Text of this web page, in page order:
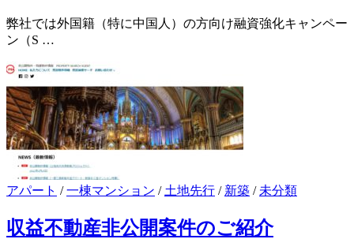
弊社では外国籍（特に中国人）の方向け融資強化キャンペー
ン（S …
アパート /一棟マンション / 土地先行 / 新築 / 未分類
収益不動産非公開案件のご紹介